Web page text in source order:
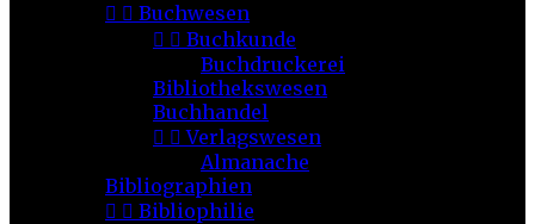
  Buchwesen
  Buchkunde
Buchdruckerei
Bibliothekswesen
Buchhandel
  Verlagswesen
Almanache
Bibliographien
  Bibliophilie